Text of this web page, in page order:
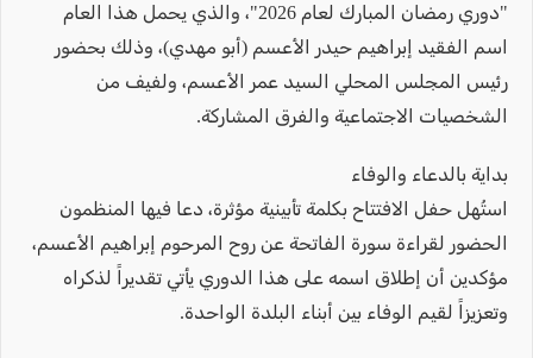
"دوري رمضان المبارك لعام 2026"، والذي يحمل هذا العام
اسم الفقيد إبراهيم حيدر الأعسم (أبو مهدي)، وذلك بحضور
رئيس المجلس المحلي السيد عمر الأعسم، ولفيف من
الشخصيات الاجتماعية والفرق المشاركة.
بداية بالدعاء والوفاء
استُهل حفل الافتتاح بكلمة تأبينية مؤثرة، دعا فيها المنظمون
الحضور لقراءة سورة الفاتحة عن روح المرحوم إبراهيم الأعسم،
مؤكدين أن إطلاق اسمه على هذا الدوري يأتي تقديراً لذكراه
وتعزيزاً لقيم الوفاء بين أبناء البلدة الواحدة.